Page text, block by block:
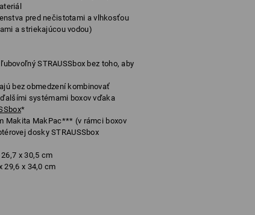
pred nečistotami a vlhkosťou
a striekajúcou vodou)
STRAUSSbox bez toho, aby
bez obmedzení kombinovať
systémami boxov vďaka
*
Makita MakPac*** (v rámci boxov
dosky STRAUSSbox
x 30,5 cm
29,6 x 34,0 cm